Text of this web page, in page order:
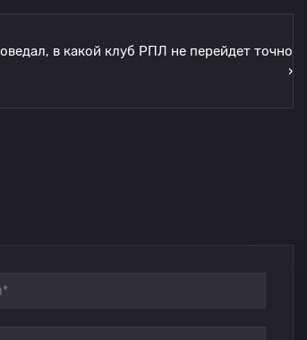
в какой клуб РПЛ не перейдет точно
›